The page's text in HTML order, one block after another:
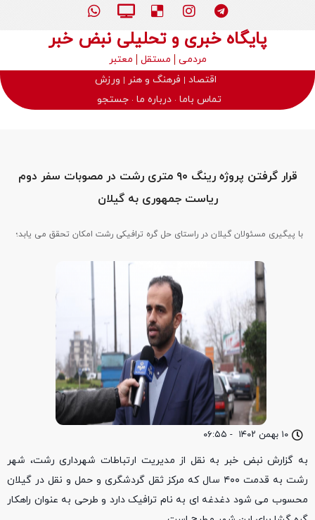
پایگاه خبری و تحلیلی نبض خبر
مردمی مستقل
معتبر
اقتصاد
فرهنگ و هنر
ورزش
تماس باما درباره ما جستجو
۱۰ بهمن ۱۴۰۲ - ۰۶:۵۵
قرار گرفتن پروژه رینگ ۹۰ متری رشت در مصوبات سفر دوم
ریاست جمهوری به گیلان
با پیگیری مسئولان گیلان در راستای حل گره ترافیکی رشت امکان تحقق می یابد؛
به گزارش نبض خبر به نقل از مدیریت ارتباطات شهرداری رشت، شهر
رشت به قدمت ۴۰۰ سال که مرکز ثقل گردشگری و حمل و نقل در گیلان
محسوب می شود دغدغه ای به نام ترافیک دارد و طرحی به عنوان راهکار